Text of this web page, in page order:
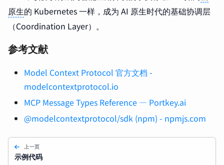
原生的 Kubernetes 一样，成为 AI 原生时代的基础协调层
（Coordination Layer）。
参考文献
Model Context Protocol 官方文档 -
modelcontextprotocol.io
MCP Message Types Reference — Portkey.ai
@modelcontextprotocol/sdk (npm) - npmjs.com
上一页
示例代码